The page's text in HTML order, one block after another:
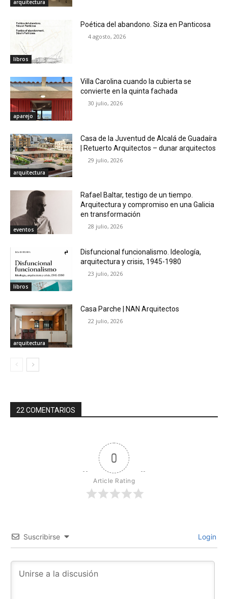
arquitectura
libros
Poética del abandono. Siza en Panticosa
4 agosto, 2026
aparejo
Villa Carolina cuando la cubierta se
convierte en la quinta fachada
30 julio, 2026
arquitectura
Casa de la Juventud de Alcalá de Guadaíra
| Retuerto Arquitectos – dunar arquitectos
29 julio, 2026
eventos
Rafael Baltar, testigo de un tiempo.
Arquitectura y compromiso en una Galicia
en transformación
28 julio, 2026
libros
Disfuncional funcionalismo. Ideología,
arquitectura y crisis, 1945-1980
23 julio, 2026
arquitectura
Casa Parche | NAN Arquitectos
22 julio, 2026
22 COMENTARIOS
0
Article Rating
Suscribirse Login